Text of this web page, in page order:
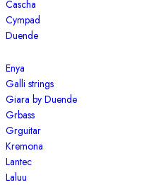
Cascha
Cympad
Duende
Enya
Galli strings
Giara by Duende
Grbass
Grguitar
Kremona
Lantec
Laluu